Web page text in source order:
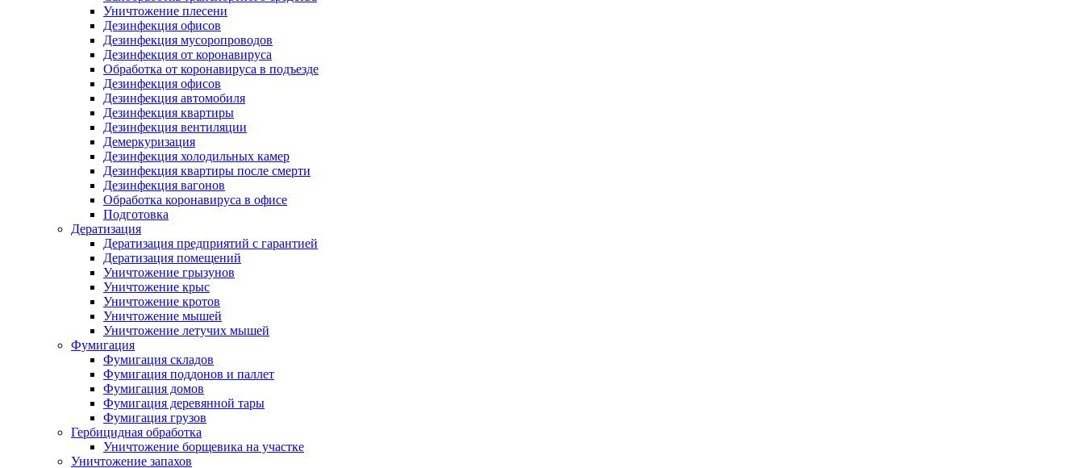
Уничтожение плесени
Дезинфекция офисов
Дезинфекция мусоропроводов
Дезинфекция от коронавируса
Обработка от коронавируса в подъезде
Дезинфекция офисов
Дезинфекция автомобиля
Дезинфекция квартиры
Дезинфекция вентиляции
Демеркуризация
Дезинфекция холодильных камер
Дезинфекция квартиры после смерти
Дезинфекция вагонов
Обработка коронавируса в офисе
Подготовка
Дератизация
Дератизация предприятий с гарантией
Дератизация помещений
Уничтожение грызунов
Уничтожение крыс
Уничтожение кротов
Уничтожение мышей
Уничтожение летучих мышей
Фумигация
Фумигация складов
Фумигация поддонов и паллет
Фумигация домов
Фумигация деревянной тары
Фумигация грузов
Гербицидная обработка
Уничтожение борщевика на участке
Уничтожение запахов